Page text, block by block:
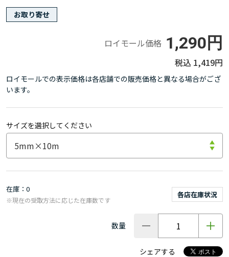
お取り寄せ
ロイモール価格 1,290円
1,419円
ロイモールでの表示価格は各店舗での販売価格と異なる場合がござ
います。
サイズを選択してください
在庫 0
各店在庫状況
※現在の受取方法に応じた在庫数です
数量
シェアする